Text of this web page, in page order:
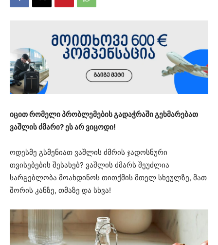
იცით რომელი პრობლემების გადაჭრაში გეხმარებათ
ვაშლის ძმარი? ეს არ ვიცოდი!
ოდესმე გსმენიათ ვაშლის ძმრის ჯადოსნური
თვისებების შესახებ? ვაშლის ძმარს შეუძლია
სარგებლობა მოახდინოს თითქმის მთელ სხეულზე, მათ
შორის კანზე, თმაზე და სხვა!